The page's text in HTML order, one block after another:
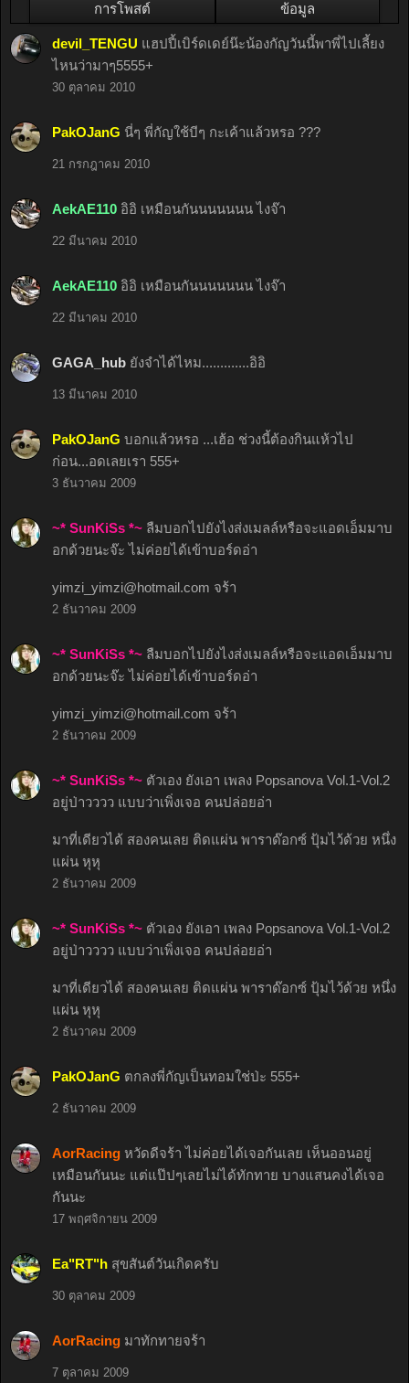
การโพสต์
ข้อมูล
devil_TENGU แฮปปี้เบิร์ดเดย์น๊ะน้องกัญวันนี้พาพี่ไปเลี้ยง
ไหนว่ามาๆ5555+
30 ตุลาคม 2010
PakOJanG นี่ๆ พี่กัญใช้บีๆ กะเค้าแล้วหรอ ???
21 กรกฎาคม 2010
AekAE110 อิอิ เหมือนกันนนนนนน ไงจ๊า
22 มีนาคม 2010
AekAE110 อิอิ เหมือนกันนนนนนน ไงจ๊า
22 มีนาคม 2010
GAGA_hub ยังจำได้ไหม.............อิอิ
13 มีนาคม 2010
PakOJanG บอกแล้วหรอ ...เฮ้อ ช่วงนี้ต้องกินแห้วไป
ก่อน...อดเลยเรา 555+
3 ธันวาคม 2009
~* SunKiSs *~ ลืมบอกไปยังไงส่งเมลล์หรือจะแอดเอ็มมาบ
อกด้วยนะจ๊ะ ไม่ค่อยได้เข้าบอร์ดอ่า
yimzi_yimzi@hotmail.com จร้า
2 ธันวาคม 2009
~* SunKiSs *~ ลืมบอกไปยังไงส่งเมลล์หรือจะแอดเอ็มมาบ
อกด้วยนะจ๊ะ ไม่ค่อยได้เข้าบอร์ดอ่า
yimzi_yimzi@hotmail.com จร้า
2 ธันวาคม 2009
~* SunKiSs *~ ตัวเอง ยังเอา เพลง Popsanova Vol.1-Vol.2
อยู่ป่าวววว แบบว่าเพิ่งเจอ คนปล่อยอ่า
มาที่เดียวได้ สองคนเลย ติดแผ่น พาราด๊อกซ์ ปุ้มไว้ด้วย หนึ่ง
แผ่น หุหุ
2 ธันวาคม 2009
~* SunKiSs *~ ตัวเอง ยังเอา เพลง Popsanova Vol.1-Vol.2
อยู่ป่าวววว แบบว่าเพิ่งเจอ คนปล่อยอ่า
มาที่เดียวได้ สองคนเลย ติดแผ่น พาราด๊อกซ์ ปุ้มไว้ด้วย หนึ่ง
แผ่น หุหุ
2 ธันวาคม 2009
PakOJanG ตกลงพี่กัญเป็นทอมใช่ป่ะ 555+
2 ธันวาคม 2009
AorRacing หวัดดีจร้า ไม่ค่อยได้เจอกันเลย เห็นออนอยู่
เหมือนกันนะ แต่แป๊ปๆเลยไม่ได้ทักทาย บางแสนคงได้เจอ
กันนะ
17 พฤศจิกายน 2009
Ea"RT"h สุขสันต์วันเกิดครับ
30 ตุลาคม 2009
AorRacing มาทักทายจร้า
7 ตุลาคม 2009